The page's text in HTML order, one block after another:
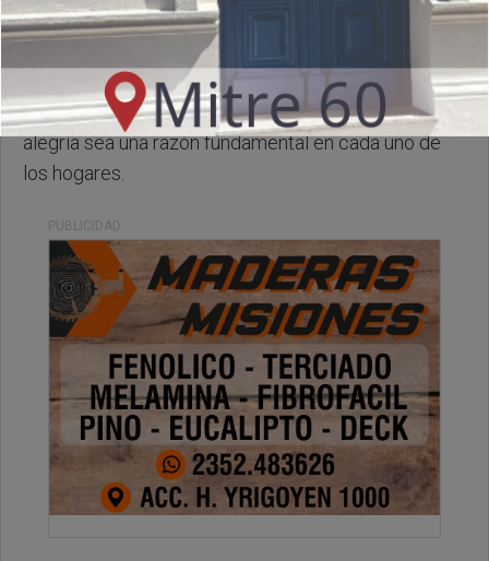
Domingo, 14 de Junio de 2026 . 09:26 Hs.
Les deseamos un lindo domingo para tod@s, qué la
alegría sea una razón fundamental en cada uno de
los hogares.
PUBLICIDAD